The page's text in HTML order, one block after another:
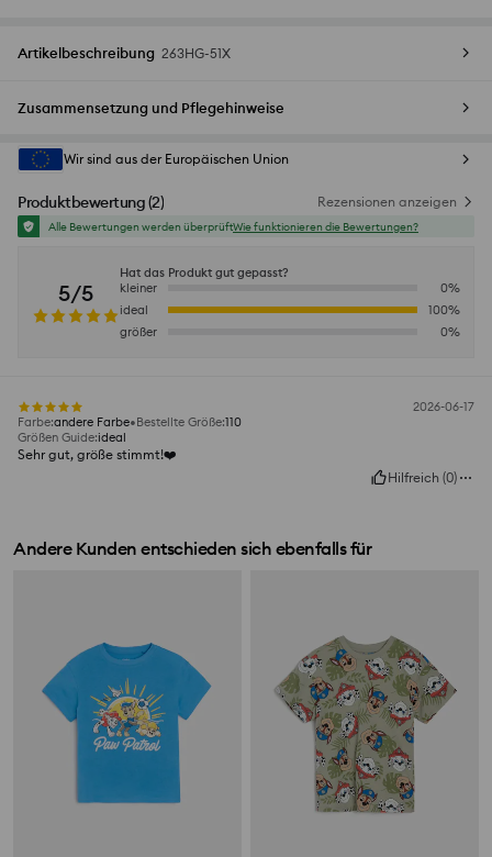
Artikelbeschreibung 263HG-51X
Zusammensetzung und Pflegehinweise
Wir sind aus der Europäischen Union
Produktbewertung(2) Rezensionen anzeigen
Alle Bewertungen werden überprüftWie funktionieren die Bewertungen?
5/5
Hat das Produkt gut gepasst?
kleiner
0%
ideal
100%
größer
0%
2026-06-17
Farbe:andere Farbe Bestellte Größe:110
Größen Guide:ideal
Sehr gut, größe stimmt!❤️
Hilfreich (0)
Andere Kunden entschieden sich ebenfalls für